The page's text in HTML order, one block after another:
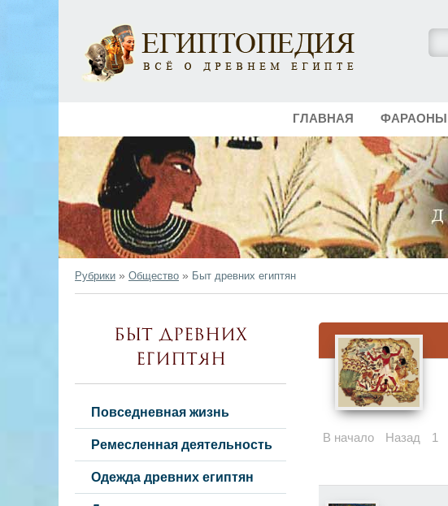
ГЛАВНАЯ ФАРАОНЫ
Рубрики » Общество » Быт древних египтян
В начало Назад 1
Быт древних
египтян
Повседневная жизнь
Ремесленная деятельность
Одежда древних египтян